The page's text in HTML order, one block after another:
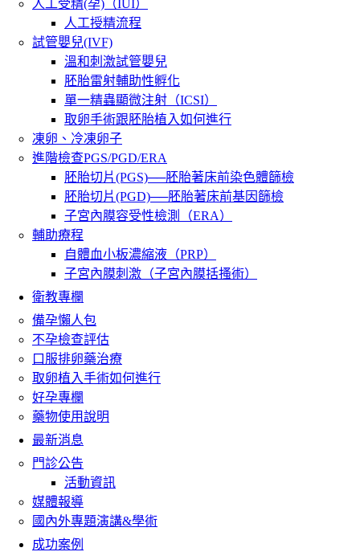
人工受精(孕)（IUI）
人工授精流程
試管嬰兒(IVF)
溫和刺激試管嬰兒
胚胎雷射輔助性孵化
單一精蟲顯微注射（ICSI）
取卵手術跟胚胎植入如何進行
凍卵、冷凍卵子
進階檢查PGS/PGD/ERA
胚胎切片(PGS)──胚胎著床前染色體篩檢
胚胎切片(PGD)──胚胎著床前基因篩檢
子宮內膜容受性檢測（ERA）
輔助療程
自體血小板濃縮液（PRP）
子宮內膜刺激（子宮內膜括搔術）
衛教專欄
備孕懶人包
不孕檢查評估
口服排卵藥治療
取卵植入手術如何進行
好孕專欄
藥物使用說明
最新消息
門診公告
活動資訊
媒體報導
國內外專題演講&學術
成功案例